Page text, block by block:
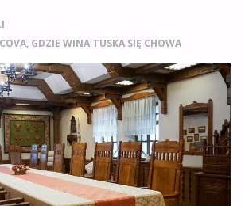
GDZIE WINA TUSKA SIĘ CHOWA